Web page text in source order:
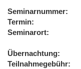
Seminarnummer
Termin
Seminarort
Übernachtung
Teilnahmegebühr